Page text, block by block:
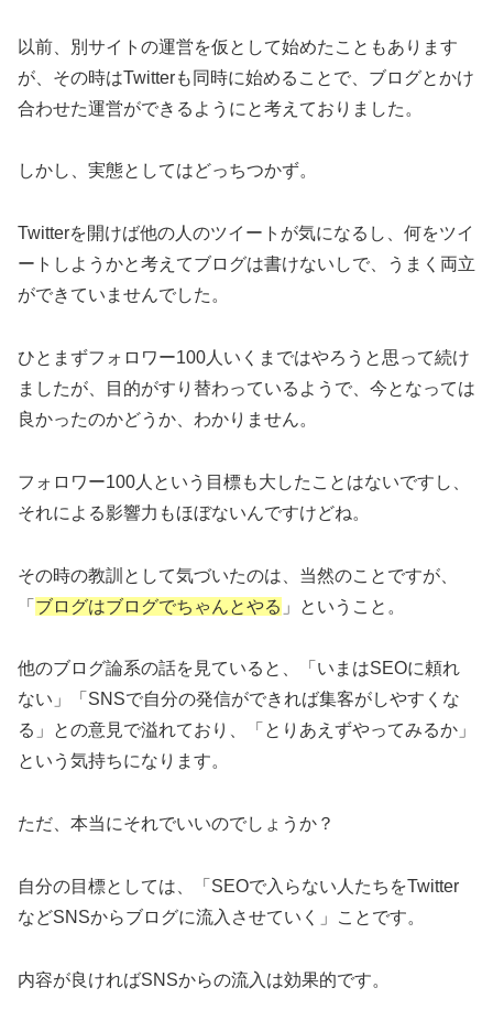
以前、別サイトの運営を仮として始めたこともあります
が、その時はTwitterも同時に始めることで、ブログとかけ
合わせた運営ができるようにと考えておりました。
しかし、実態としてはどっちつかず。
Twitterを開けば他の人のツイートが気になるし、何をツイ
ートしようかと考えてブログは書けないしで、うまく両立
ができていませんでした。
ひとまずフォロワー100人いくまではやろうと思って続け
ましたが、目的がすり替わっているようで、今となっては
良かったのかどうか、わかりません。
フォロワー100人という目標も大したことはないですし、
それによる影響力もほぼないんですけどね。
その時の教訓として気づいたのは、当然のことですが、
「 ブログはブログでちゃんとやる 」ということ。
他のブログ論系の話を見ていると、「いまはSEOに頼れ
ない」「SNSで自分の発信ができれば集客がしやすくな
る」との意見で溢れており、「とりあえずやってみるか」
という気持ちになります。
ただ、本当にそれでいいのでしょうか？
自分の目標としては、「SEOで入らない人たちをTwitter
などSNSからブログに流入させていく」ことです。
内容が良ければSNSからの流入は効果的です。